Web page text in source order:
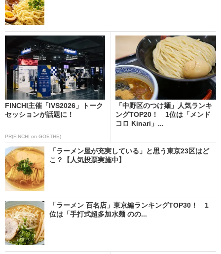
FINCHI主催「IVS2026」トーク
セッションが話題に！
PR(FINCHI on GOETHE)
「中野区のつけ麺」人気ランキ
ングTOP20！ 1位は「メンド
コロ Kinari」...
「ラーメン屋が充実している」と思う東京23区はど
こ？【人気投票実施中】
「ラーメン 百名店」東京編ランキングTOP30！ 1
位は「手打式超多加水麺 のの...